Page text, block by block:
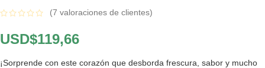
(7 valoraciones de clientes)
USD$119,66
¡Sorprende con este corazón que desborda frescura, sabor y mucho